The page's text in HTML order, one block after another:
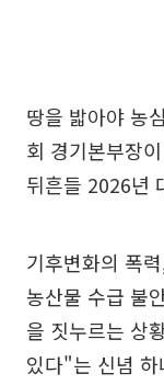
땅을 밟아야 농
회 경기본부장
뒤흔들 2026년
기후변화의 폭
농산물 수급 불
을 짓누르는 상
있다"는 신념